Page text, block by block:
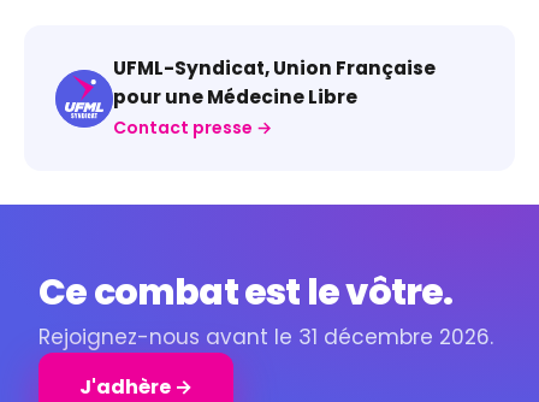
UFML-Syndicat, Union Française
pour une Médecine Libre
Contact presse →
Ce combat est le vôtre.
Rejoignez-nous avant le 31 décembre 2026.
J'adhère →